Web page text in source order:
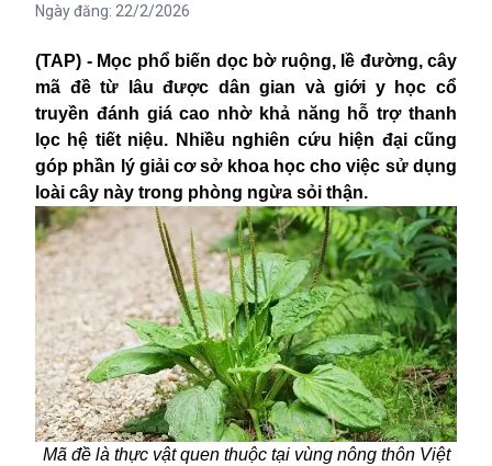
Ngày đăng: 22/2/2026
(TAP) - Mọc phổ biến dọc bờ ruộng, lề đường, cây
mã đề từ lâu được dân gian và giới y học cổ
truyền đánh giá cao nhờ khả năng hỗ trợ thanh
lọc hệ tiết niệu. Nhiều nghiên cứu hiện đại cũng
góp phần lý giải cơ sở khoa học cho việc sử dụng
loài cây này trong phòng ngừa sỏi thận.
Mã đề là thực vật quen thuộc tại vùng nông thôn Việt